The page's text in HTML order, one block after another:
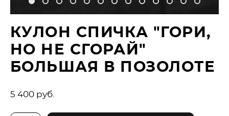
КУЛОН СПИЧКА "ГОРИ,
НО НЕ СГОРАЙ"
БОЛЬШАЯ В ПОЗОЛОТЕ
5 400 pуб.